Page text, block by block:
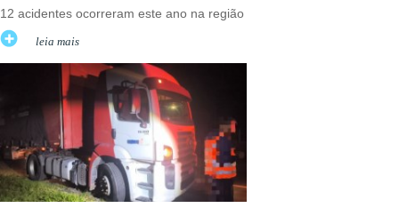
12 acidentes ocorreram este ano na região
leia mais